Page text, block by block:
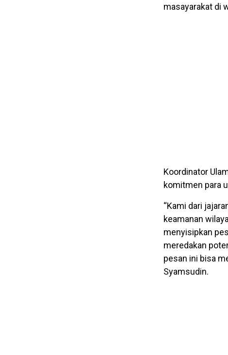
masayarakat di
Koordinator
komitmen para
“Kami dari
keamanan
menyisipkan
meredakan
pesan ini bisa
Syamsudin.